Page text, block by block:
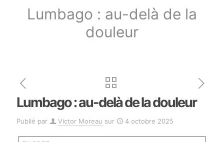
Lumbago : au-delà de la
douleur
Lumbago : au-delà de la douleur
Publié par Victor Moreau sur 4 octobre 2025